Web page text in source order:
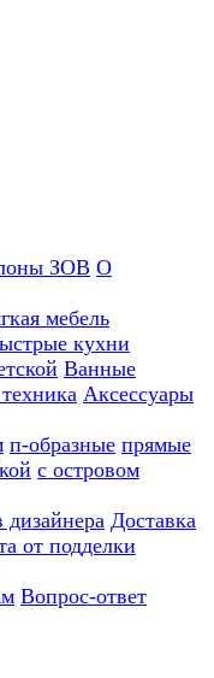
ЗОВ О
мебель
кухни
Ванные
Аксессуары
п-образные прямые
с островом
дизайнера Доставка
от подделки
Вопрос-ответ